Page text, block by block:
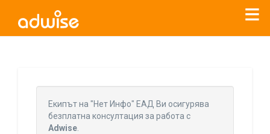
Уважаеми рекламодатели, с настоящото съобщение
бихме искали да Ви уведомим, че „Нет Инфо“ ЕАД (
прекратява услугата Adwiseсчитано от
г
Eкипът на "Нет Инфо" ЕАД Ви осигурява
безплатна консултация за работа с
Adwise.